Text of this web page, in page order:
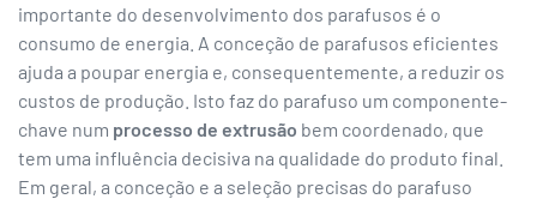
importante do desenvolvimento dos parafusos é o
consumo de energia. A conceção de parafusos eficientes
ajuda a poupar energia e, consequentemente, a reduzir os
custos de produção. Isto faz do parafuso um componente-
chave num processo de extrusão bem coordenado, que
tem uma influência decisiva na qualidade do produto final.
Em geral, a conceção e a seleção precisas do parafuso